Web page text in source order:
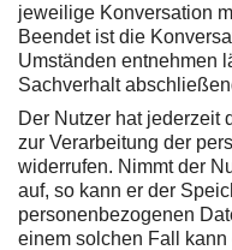
jeweilige Konversation
Beendet ist die
Umständen entnehmen
Sachverhalt
Der Nutzer hat jederzeit
zur Verarbeitung der
widerrufen. Nimmt der
auf, so kann er der
personenbezogenen
einem solchen Fall